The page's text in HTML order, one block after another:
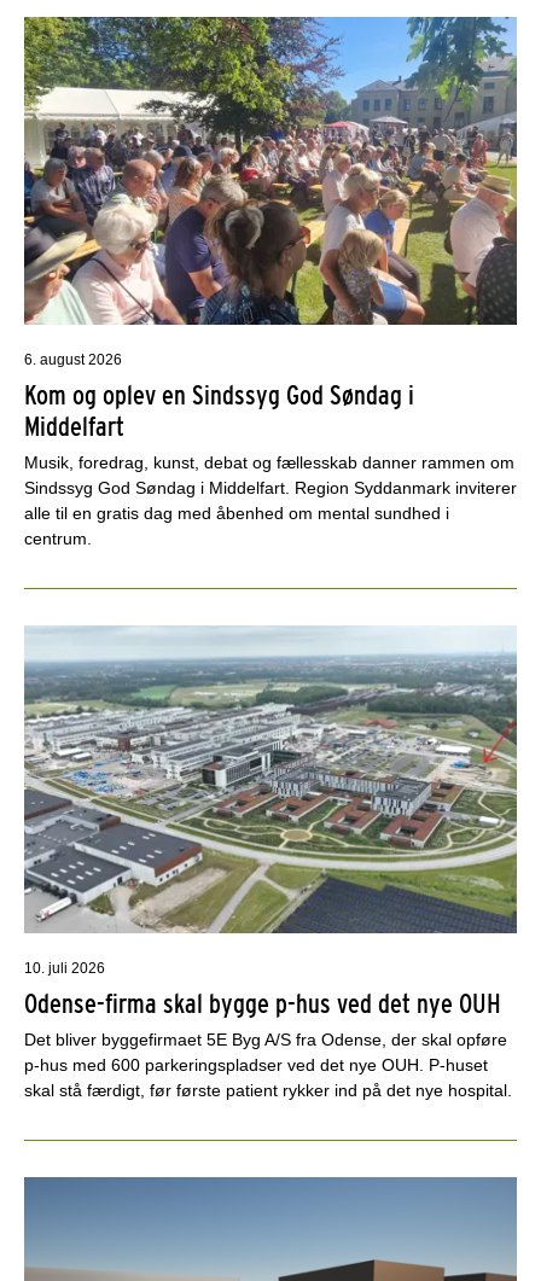
6. august 2026
Kom og oplev en Sindssyg God Søndag i
Middelfart
Musik, foredrag, kunst, debat og fællesskab danner rammen om
Sindssyg God Søndag i Middelfart. Region Syddanmark inviterer
alle til en gratis dag med åbenhed om mental sundhed i
centrum.
10. juli 2026
Odense-firma skal bygge p-hus ved det nye OUH
Det bliver byggefirmaet 5E Byg A/S fra Odense, der skal opføre
p-hus med 600 parkeringspladser ved det nye OUH. P-huset
skal stå færdigt, før første patient rykker ind på det nye hospital.